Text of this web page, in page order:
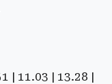
| 11.03 | 13.28 |